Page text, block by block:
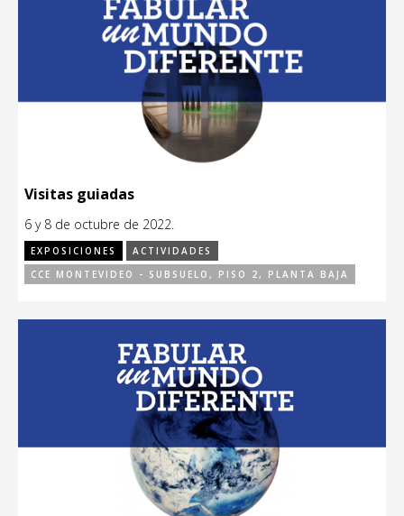
Visitas guiadas
6 y 8 de octubre de 2022.
EXPOSICIONES
ACTIVIDADES
CCE MONTEVIDEO - SUBSUELO, PISO 2, PLANTA BAJA